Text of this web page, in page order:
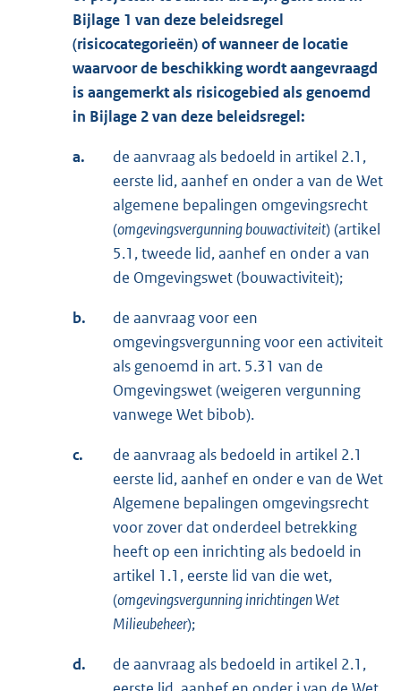
Bijlage 1 van deze beleidsregel
(risicocategorieën) of wanneer de locatie
waarvoor de beschikking wordt aangevraagd
is aangemerkt als risicogebied als genoemd
in Bijlage 2 van deze beleidsregel:
a.
de aanvraag als bedoeld in artikel 2.1,
eerste lid, aanhef en onder a van de Wet
algemene bepalingen omgevingsrecht
(omgevingsvergunning bouwactiviteit) (artikel
5.1, tweede lid, aanhef en onder a van
de Omgevingswet (bouwactiviteit);
b.
de aanvraag voor een
omgevingsvergunning voor een activiteit
als genoemd in art. 5.31 van de
Omgevingswet (weigeren vergunning
vanwege Wet bibob).
c.
de aanvraag als bedoeld in artikel 2.1
eerste lid, aanhef en onder e van de Wet
Algemene bepalingen omgevingsrecht
voor zover dat onderdeel betrekking
heeft op een inrichting als bedoeld in
artikel 1.1, eerste lid van die wet,
(omgevingsvergunning inrichtingen Wet
Milieubeheer);
d.
de aanvraag als bedoeld in artikel 2.1,